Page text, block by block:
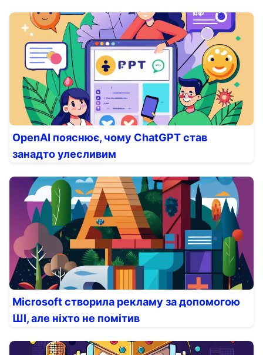
OpenAI пояснює, чому ChatGPT став
занадто улесливим
Microsoft створила рекламу за допомогою
ШІ, але ніхто не помітив